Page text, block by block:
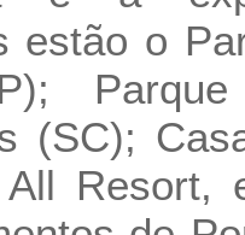
estão o
(SC);
All Resort,